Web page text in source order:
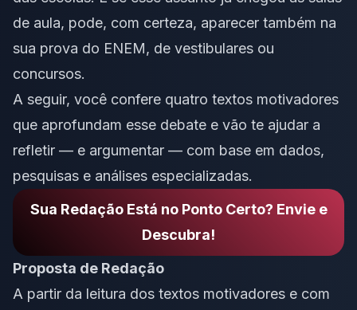
de aula, pode, com certeza, aparecer também na
sua prova do ENEM, de vestibulares ou
concursos.
A seguir, você confere quatro textos motivadores
que aprofundam esse debate e vão te ajudar a
refletir — e argumentar — com base em dados,
pesquisas e análises especializadas.
Sua Redação Está no Ponto Certo? Envie e
Descubra!
Proposta de Redação
A partir da leitura dos textos motivadores e com